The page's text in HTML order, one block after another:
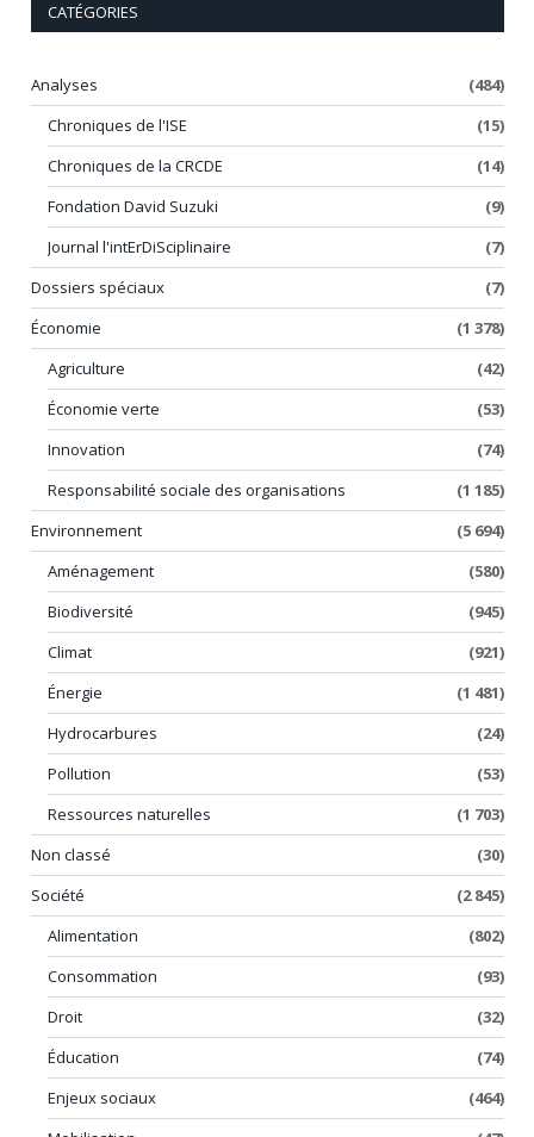
CATÉGORIES
Analyses
(484)
Chroniques de l'ISE
(15)
Chroniques de la CRCDE
(14)
Fondation David Suzuki
(9)
Journal l'intErDiSciplinaire
(7)
Dossiers spéciaux
(7)
Économie
(1 378)
Agriculture
(42)
Économie verte
(53)
Innovation
(74)
Responsabilité sociale des organisations
(1 185)
Environnement
(5 694)
Aménagement
(580)
Biodiversité
(945)
Climat
(921)
Énergie
(1 481)
Hydrocarbures
(24)
Pollution
(53)
Ressources naturelles
(1 703)
Non classé
(30)
Société
(2 845)
Alimentation
(802)
Consommation
(93)
Droit
(32)
Éducation
(74)
Enjeux sociaux
(464)